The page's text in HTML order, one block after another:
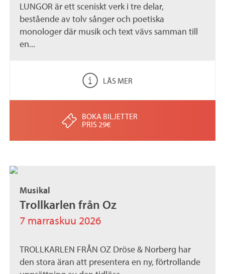
LUNGOR är ett sceniskt verk i tre delar,
bestående av tolv sånger och poetiska
monologer där musik och text vävs samman till
en...
LÄS MER
BOKA BILJETTER
PRIS 29€
Musikal
Trollkarlen från Oz
7 marraskuu 2026
TROLLKARLEN FRÅN OZ Dröse & Norberg har
den stora äran att presentera en ny, förtrollande